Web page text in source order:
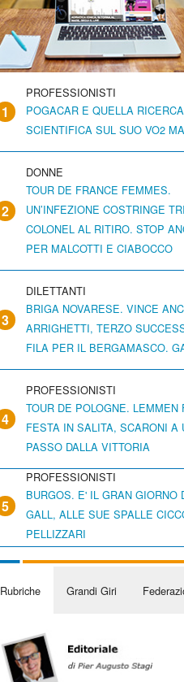
1
PROFESSIONISTI
POGACAR E QUELLA RICERCA
SCIENTIFICA SUL SUO VO2
2
DONNE
TOUR DE FRANCE FEMMES.
UN’INFEZIONE COSTRINGE
COLONEL AL RITIRO. STOP
PER MALCOTTI E CIABOCCO
3
DILETTANTI
BRIGA NOVARESE. VINCE
ARRIGHETTI, TERZO
FILA PER IL BERGAMASCO.
4
PROFESSIONISTI
TOUR DE POLOGNE. LEMMEN
FESTA IN SALITA, SCARONI A
PASSO DALLA VITTORIA
5
PROFESSIONISTI
BURGOS. E' IL GRAN GIORNO
GALL, ALLE SUE SPALLE
PELLIZZARI
Rubriche Grandi Giri